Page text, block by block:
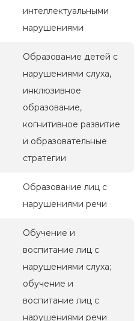
интеллектуальными
нарушениями
Образование детей с
нарушениями слуха,
инклюзивное
образование,
когнитивное развитие
и образовательные
стратегии
Образование лиц с
нарушениями речи
Обучение и
воспитание лиц с
нарушениями слуха;
обучение и
воспитание лиц с
нарушениями речи